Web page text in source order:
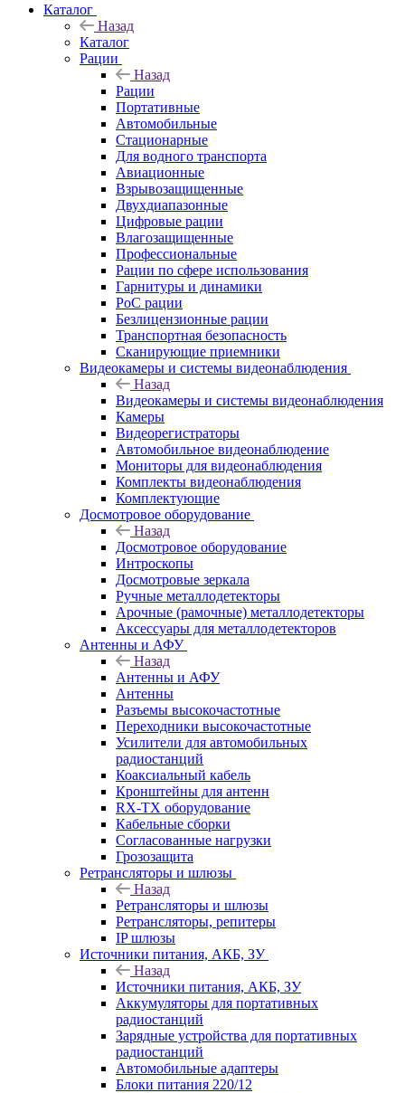
Каталог
Назад
Каталог
Рации
Назад
Рации
Портативные
Автомобильные
Стационарные
Для водного транспорта
Авиационные
Взрывозащищенные
Двухдиапазонные
Цифровые рации
Влагозащищенные
Профессиональные
Рации по сфере использования
Гарнитуры и динамики
PoC рации
Безлицензионные рации
Транспортная безопасность
Сканирующие приемники
Видеокамеры и системы видеонаблюдения
Назад
Видеокамеры и системы видеонаблюдения
Камеры
Видеорегистраторы
Автомобильное видеонаблюдение
Мониторы для видеонаблюдения
Комплекты видеонаблюдения
Комплектующие
Досмотровое оборудование
Назад
Досмотровое оборудование
Интроскопы
Досмотровые зеркала
Ручные металлодетекторы
Арочные (рамочные) металлодетекторы
Аксессуары для металлодетекторов
Антенны и АФУ
Назад
Антенны и АФУ
Антенны
Разъемы высокочастотные
Переходники высокочастотные
Усилители для автомобильных
радиостанций
Коаксиальный кабель
Кронштейны для антенн
RX-TX оборудование
Кабельные сборки
Согласованные нагрузки
Грозозащита
Ретрансляторы и шлюзы
Назад
Ретрансляторы и шлюзы
Ретрансляторы, репитеры
IP шлюзы
Источники питания, АКБ, ЗУ
Назад
Источники питания, АКБ, ЗУ
Аккумуляторы для портативных
радиостанций
Зарядные устройства для портативных
радиостанций
Автомобильные адаптеры
Блоки питания 220/12